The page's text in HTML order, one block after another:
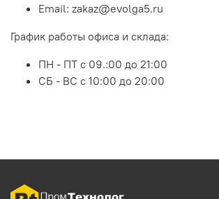
Email: zakaz@evolga5.ru
График работы офиса и склада:
ПН - ПТ с 09.:00 до 21:00
СБ - ВС с 10:00 до 20:00